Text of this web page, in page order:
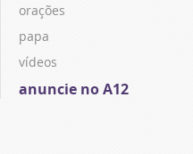
orações
papa
vídeos
anuncie no A12